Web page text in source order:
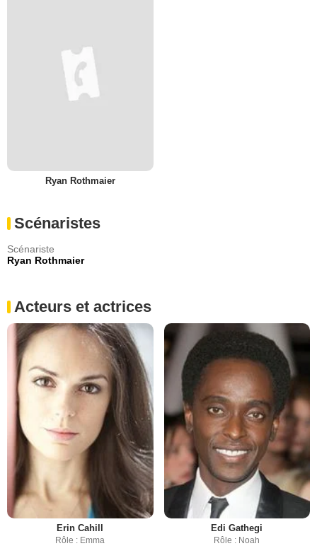
Ryan Rothmaier
Scénaristes
Scénariste
Ryan Rothmaier
Acteurs et actrices
Erin Cahill
Rôle : Emma
Edi Gathegi
Rôle : Noah